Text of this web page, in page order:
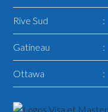
Rive Sud :
Gatineau :
Ottawa :